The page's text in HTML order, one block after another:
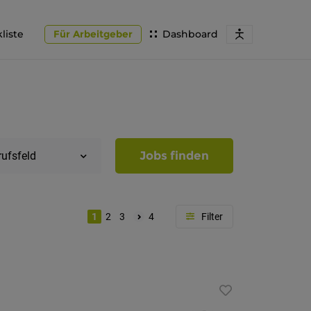
Dashboard
Für Arbeitgeber
Jobs finden
1 2 3 4